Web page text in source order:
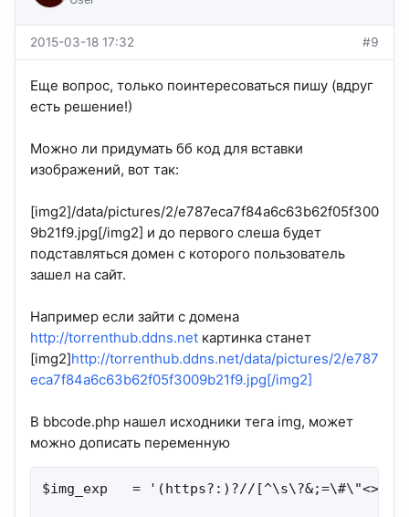
2015-03-18 17:32 #9
Еще вопрос, только поинтересоваться пишу (вдруг
есть решение!)
Можно ли придумать бб код для вставки
изображений, вот так:
[img2]/data/pictures/2/e787eca7f84a6c63b62f05f300
9b21f9.jpg[/img2] и до первого слеша будет
подставляться домен с которого пользователь
зашел на сайт.
Например если зайти с домена
http://torrenthub.ddns.net картинка станет
[img2]http://torrenthub.ddns.net/data/pictures/2/e787
eca7f84a6c63b62f05f3009b21f9.jpg[/img2]
В bbcode.php нашел исходники тега img, может
можно дописать переменную
$img_exp   = '(https?:)?//